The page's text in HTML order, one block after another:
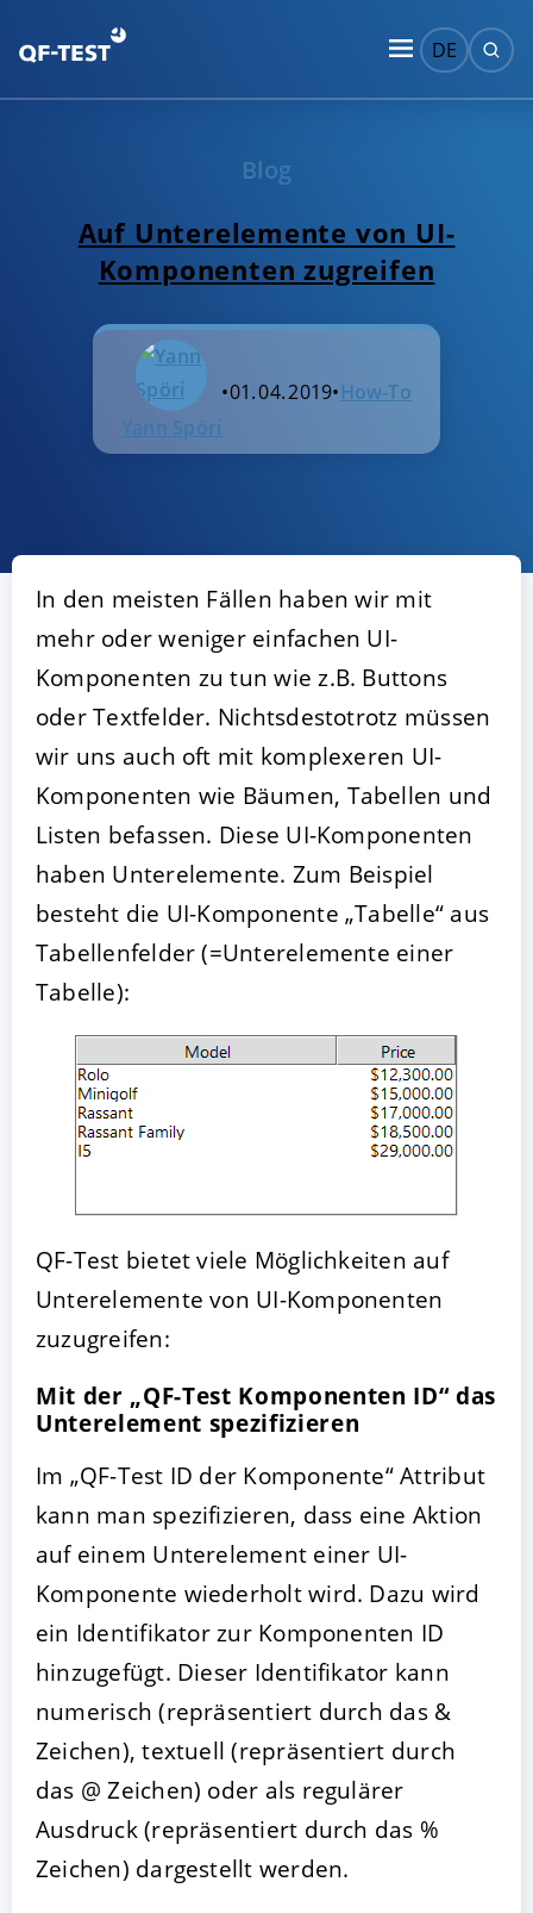
DE
Blog
Auf Unterelemente von UI-
Komponenten zugreifen
Yann Spöri
•01. 04. 2019•How-To
In den meisten Fällen haben wir mit
mehr oder weniger einfachen UI-
Komponenten zu tun wie z.B. Buttons
oder Textfelder. Nichtsdestotrotz müssen
wir uns auch oft mit komplexeren UI-
Komponenten wie Bäumen, Tabellen und
Listen befassen. Diese UI-Komponenten
haben Unterelemente. Zum Beispiel
besteht die UI-Komponente „Tabelle“ aus
Tabellenfelder (=Unterelemente einer
Tabelle):
QF-Test bietet viele Möglichkeiten auf
Unterelemente von UI-Komponenten
zuzugreifen:
Mit der „QF-Test Komponenten ID“ das
Unterelement spezifizieren
Im „QF-Test ID der Komponente“ Attribut
kann man spezifizieren, dass eine Aktion
auf einem Unterelement einer UI-
Komponente wiederholt wird. Dazu wird
ein Identifikator zur Komponenten ID
hinzugefügt. Dieser Identifikator kann
numerisch (repräsentiert durch das &
Zeichen), textuell (repräsentiert durch
das @ Zeichen) oder als regulärer
Ausdruck (repräsentiert durch das %
Zeichen) dargestellt werden.
AKZEPTIEREN
Impressum